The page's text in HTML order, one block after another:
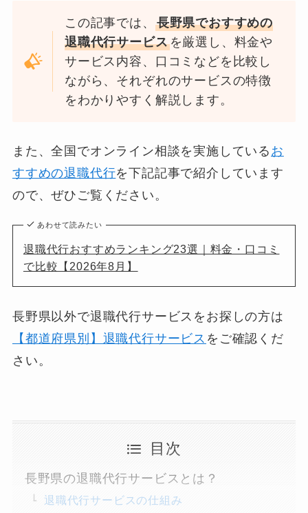
この記事では、 長野県でおすすめの
退職代行サービスを厳選し、料金や
サービス内容、口コミなどを比較し
ながら、それぞれのサービスの特徴
をわかりやすく解説します。
また、全国でオンライン相談を実施している お
すすめの退職代行を下記記事で紹介しています
ので、ぜひご覧ください。
あわせて読みたい
退職代行おすすめランキング23選｜料金・口コミ
で比較【2026年8月】
長野県以外で退職代行サービスをお探しの方は
【都道府県別】退職代行サービス をご確認くだ
さい。
目次
長野県の退職代行サービスとは？
退職代行サービスの仕組み